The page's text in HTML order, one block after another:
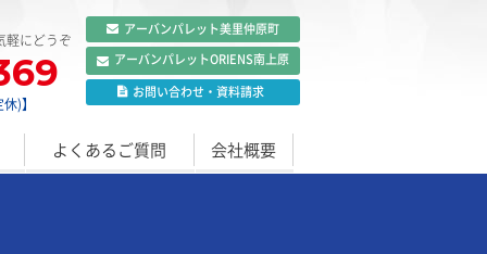
軽にどうぞ
)】
アーバンパレット美里仲原町
アーバンパレットORIENS南上原
お問い合わせ ・ 資料請求
よくあるご質問 会社概要